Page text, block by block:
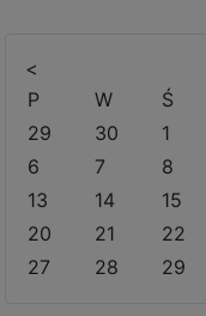
<
P
W Ś
29
30 1
6
7 8
13
14 15
20
21 22
27
28 29